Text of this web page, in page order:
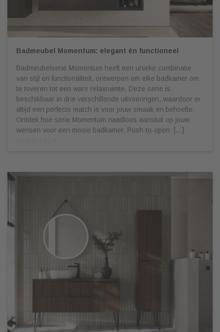
Badmeubel Momentum: elegant én functioneel
Badmeubelserie Momentum heeft een unieke combinatie
van stijl en functionaliteit, ontwerpen om elke badkamer om
te toveren tot een ware relaxruimte. Deze serie is
beschikbaar in drie verschillende uitvoeringen, waardoor er
altijd een perfecte match is voor jouw smaak en behoefte.
Ontdek hoe serie Momentum naadloos aansluit op jouw
wensen voor een mooie badkamer. Push-to-open: […]